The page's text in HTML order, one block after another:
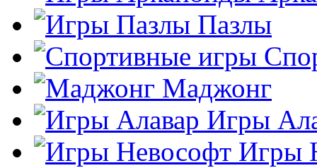
Пазлы
Маджонг
Игры
Игры